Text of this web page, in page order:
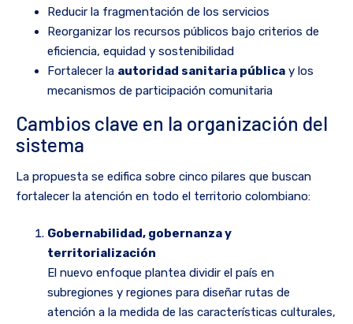
Reducir la fragmentación de los servicios
Reorganizar los recursos públicos bajo criterios de
eficiencia, equidad y sostenibilidad
Fortalecer la autoridad sanitaria pública y los
mecanismos de participación comunitaria
Cambios clave en la organización del
sistema
La propuesta se edifica sobre cinco pilares que buscan
fortalecer la atención en todo el territorio colombiano:
Gobernabilidad, gobernanza y
territorialización
El nuevo enfoque plantea dividir el país en
subregiones y regiones para diseñar rutas de
atención a la medida de las características culturales,